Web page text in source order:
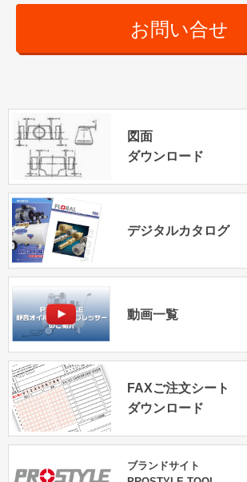
お問い合せ
図面
ダウンロード
デジタルカタログ
動画一覧
FAXご注文シート
ダウンロード
ブランドサイト